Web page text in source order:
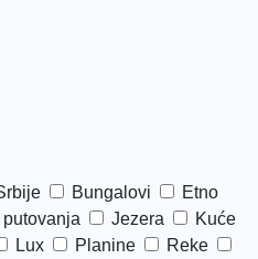
Bungalovi
Etno
Jezera
Kuće
Lux Planine
Reke